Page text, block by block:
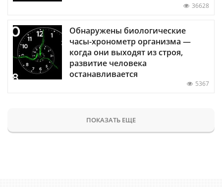
36628
Обнаружены биологические
часы-хронометр организма —
когда они выходят из строя,
развитие человека
останавливается
5367
ПОКАЗАТЬ ЕЩЕ